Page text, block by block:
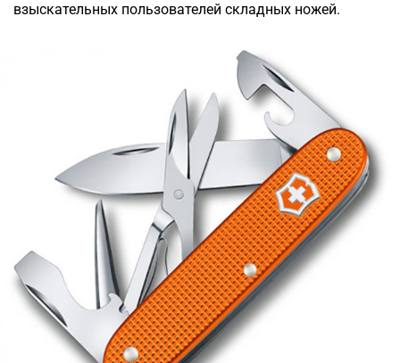
взыскательных пользователей складных ножей.